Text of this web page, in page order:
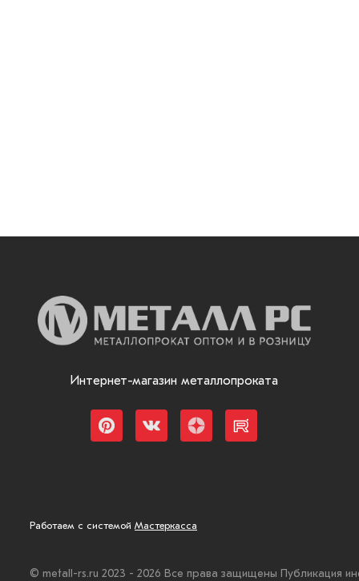
Интернет-магазин металлопроката
Работаем с системой Мастеркасса
© metall-rs.ru 2023 - 2026 Все права защищены Публикация